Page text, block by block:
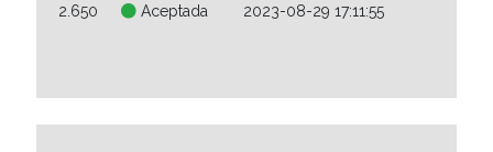
2.650
Aceptada 2023-08-29 17:11:55